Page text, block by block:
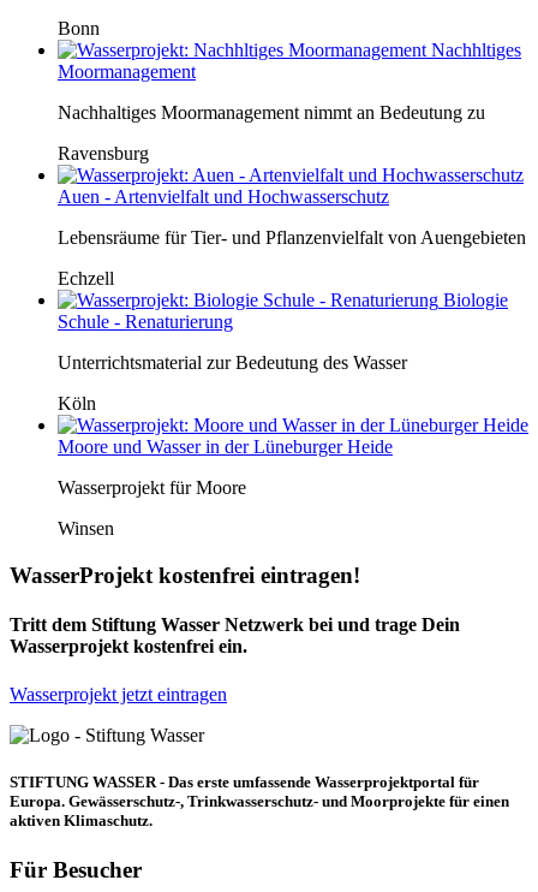
Bonn
Nachhltiges
Moormanagement
Nachhaltiges Moormanagement nimmt an Bedeutung zu
Ravensburg
Auen - Artenvielfalt und Hochwasserschutz
Lebensräume für Tier- und Pflanzenvielfalt von Auengebieten
Echzell
Biologie
Schule - Renaturierung
Unterrichtsmaterial zur Bedeutung des Wasser
Köln
Moore und Wasser in der Lüneburger Heide
Wasserprojekt für Moore
Winsen
WasserProjekt kostenfrei eintragen!
Tritt dem Stiftung Wasser Netzwerk bei und trage Dein
Wasserprojekt kostenfrei ein.
Wasserprojekt jetzt eintragen
STIFTUNG WASSER - Das erste umfassende Wasserprojektportal für
Europa. Gewässerschutz-, Trinkwasserschutz- und Moorprojekte für einen
aktiven Klimaschutz.
Für Besucher